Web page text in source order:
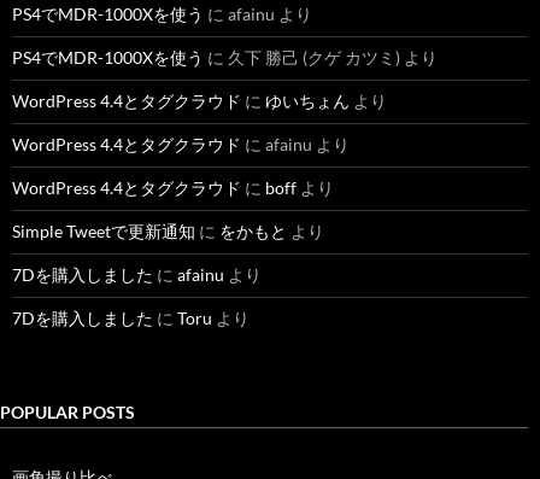
PS4でMDR-1000Xを使う に afainu より
PS4でMDR-1000Xを使う に 久下 勝己 (クゲ カツミ) より
WordPress 4.4とタグクラウド に ゆいちょん より
WordPress 4.4とタグクラウド に afainu より
WordPress 4.4とタグクラウド に boff より
Simple Tweetで更新通知 に をかもと より
7Dを購入しました に afainu より
7Dを購入しました に Toru より
POPULAR POSTS